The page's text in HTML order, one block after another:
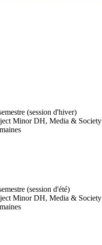
(session d'hiver)
Minor DH, Media & Society
(session d'été)
Minor DH, Media & Society